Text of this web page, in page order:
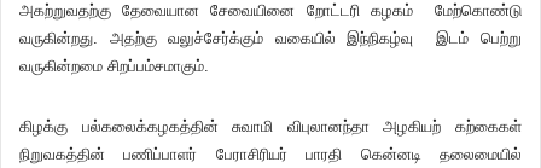
அகற்றுவதற்கு தேவையான சேவையினை றோட்டரி கழகம் மேற்கொண்டு
வருகின்றது. அதற்கு வலுச்சேர்க்கும் வகையில் இந்நிகழ்வு இடம் பெற்று
வருகின்றமை சிறப்பம்சமாகும்.
கிழக்கு பல்கலைக்கழகத்தின் சுவாமி விபுலானந்தா அழகியற் கற்கைகள்
நிறுவகத்தின் பணிப்பாளர் பேராசிரியர் பாரதி கென்னடி தலைமையில்